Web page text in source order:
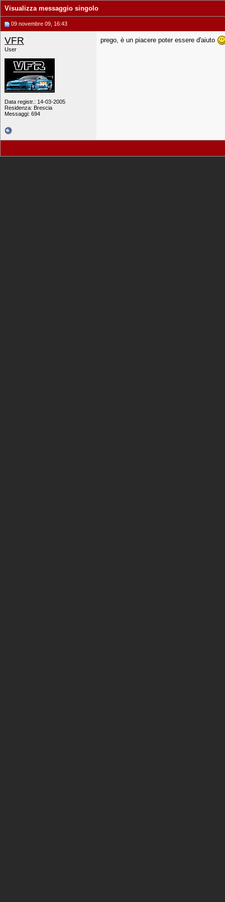
Visualizza messaggio singolo
09 novembre 09, 16:43
VFR
User
Data registr.: 14-03-2005
Residenza: Brescia
Messaggi: 694
prego, è un piacere poter essere d'aiuto